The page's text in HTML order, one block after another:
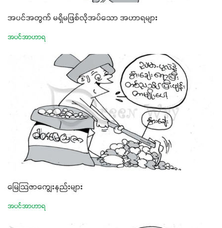
အပင်အတွက် မရှိမဖြစ်လိုအပ်သော အဟာရများ
အပင်အာဟာရ
မြေသြဇာကျွေးနည်းများ
အပင်အာဟာရ